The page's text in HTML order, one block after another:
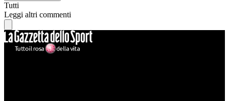
Tutti
Leggi altri commenti